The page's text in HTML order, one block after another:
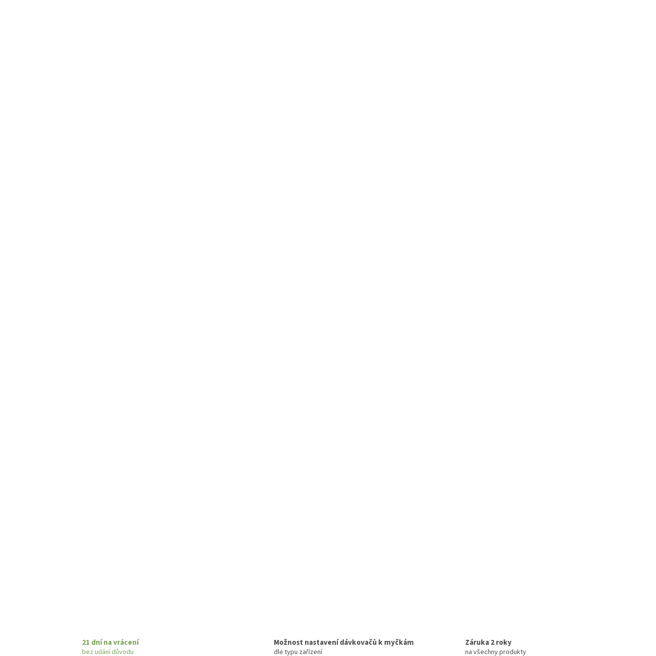
21 dní na vrácení
bez udání důvodu
Možnost nastavení dávkovačů k myčkám
dle typu zařízení
Záruka 2 roky
na všechny produkty